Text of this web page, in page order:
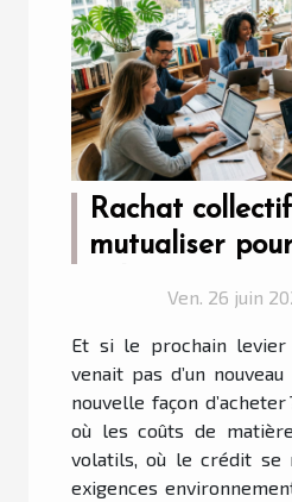
Rachat
mutualiser
Ven. 26 juin
Et si le prochain levier
venait pas d’un
nouvelle façon
où les coûts de
volatils, où le crédit se
exigences